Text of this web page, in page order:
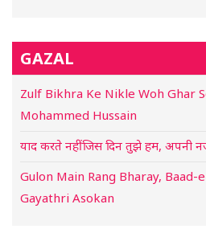
GAZAL
Zulf Bikhra Ke Nikle Woh Ghar
Mohammed Hussain
याद करते नहीं जिस दिन तुझे हम, अपनी
Gulon Main Rang Bharay, Baad-
Gayathri Asokan